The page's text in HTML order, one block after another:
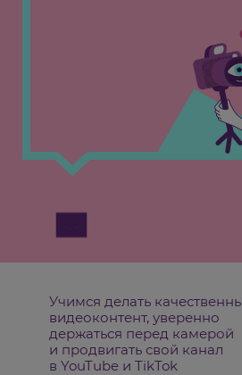
Учимся делать
видеоконтент, уверенно
держаться перед камерой
и продвигать свой канал
в YouTube и TikTok